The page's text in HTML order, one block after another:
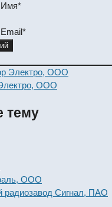
Имя*
Email*
Электро, ООО
ООО
тему
ООО
радиозавод Сигнал, ПАО